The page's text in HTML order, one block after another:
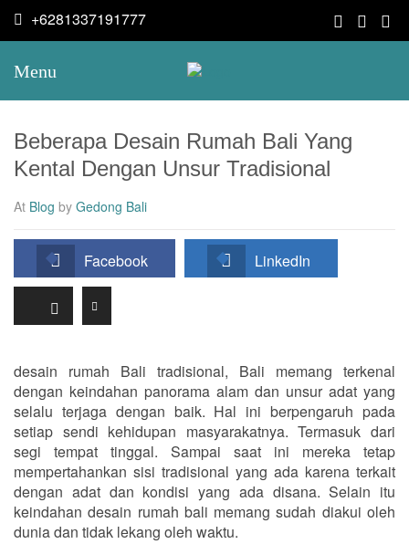
+6281337191777
Menu
Beberapa Desain Rumah Bali Yang
Kental Dengan Unsur Tradisional
At Blog by Gedong Bali
Facebook LinkedIn
desain rumah Bali tradisional, Bali memang terkenal
dengan keindahan panorama alam dan unsur adat yang
selalu terjaga dengan baik. Hal ini berpengaruh pada
setiap sendi kehidupan masyarakatnya. Termasuk dari
segi tempat tinggal. Sampai saat ini mereka tetap
mempertahankan sisi tradisional yang ada karena terkait
dengan adat dan kondisi yang ada disana. Selain itu
keindahan desain rumah bali memang sudah diakui oleh
dunia dan tidak lekang oleh waktu.